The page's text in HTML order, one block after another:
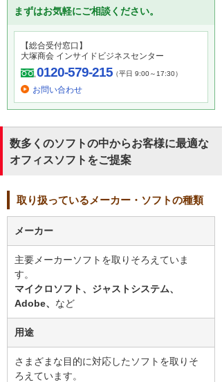
まずはお気軽にご相談ください。
【総合受付窓口】
大塚商会 インサイドビジネスセンター
0120-579-215（平日 9:00～17:30）
お問い合わせ
数多くのソフトの中からお客様に最適な
オフィスソフトをご提案
取り扱っているメーカー・ソフトの種類
メーカー
主要メーカーソフトを取りそろえていま
す。
マイクロソフト、ジャストシステム、
Adobe、 など
用途
さまざまな目的に対応したソフトを取りそ
ろえています。